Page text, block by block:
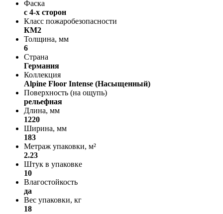
Фаска
с 4-х сторон
Класс пожаробезопасности
КМ2
Толщина, мм
6
Страна
Германия
Коллекция
Alpine Floor Intense (Насыщенный)
Поверхность (на ощупь)
рельефная
Длина, мм
1220
Ширина, мм
183
Метраж упаковки, м²
2.23
Штук в упаковке
10
Влагостойкость
да
Вес упаковки, кг
18